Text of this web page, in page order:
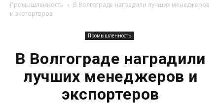
Промышленность
В Волгограде наградили лучших менеджеров
и экспортеров
Промышленность
В Волгограде наградили
лучших менеджеров и
экспортеров